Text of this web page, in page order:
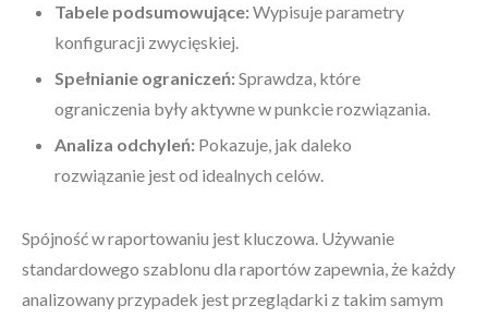
Tabele podsumowujące:Wypisuje parametry
konfiguracji zwycięskiej.
Spełnianie ograniczeń:Sprawdza, które
ograniczenia były aktywne w punkcie rozwiązania.
Analiza odchyleń: Pokazuje, jak daleko
rozwiązanie jest od idealnych celów.
Spójność w raportowaniu jest kluczowa. Używanie
standardowego szablonu dla raportów zapewnia, że każdy
analizowany przypadek jest przeglądarki z takim samym